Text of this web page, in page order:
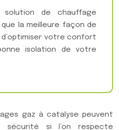
de chauffage
que la meilleure façon de
votre confort
isolation de votre
gaz à catalyse peuvent
si l’on respecte